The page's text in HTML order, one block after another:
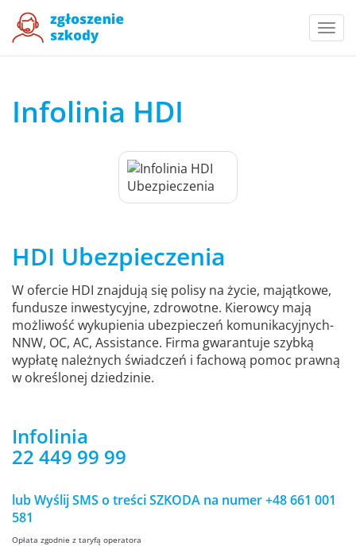
Infolinia HDI
HDI Ubezpieczenia
W ofercie HDI znajdują się polisy na życie, majątkowe,
fundusze inwestycyjne, zdrowotne. Kierowcy mają
możliwość wykupienia ubezpieczeń komunikacyjnych-
NNW, OC, AC, Assistance. Firma gwarantuje szybką
wypłatę należnych świadczeń i fachową pomoc prawną
w określonej dziedzinie.
Infolinia
22 449 99 99
lub Wyślij SMS o treści SZKODA na numer +48 661 001
581
Opłata zgodnie z taryfą operatora